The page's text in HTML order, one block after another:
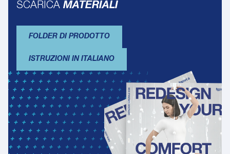
SCARICA MATERIALI
FOLDER DI PRODOTTO
ISTRUZIONI IN ITALIANO